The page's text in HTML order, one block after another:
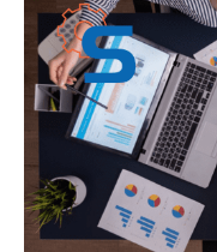
que
como
funciona
para
que
serve